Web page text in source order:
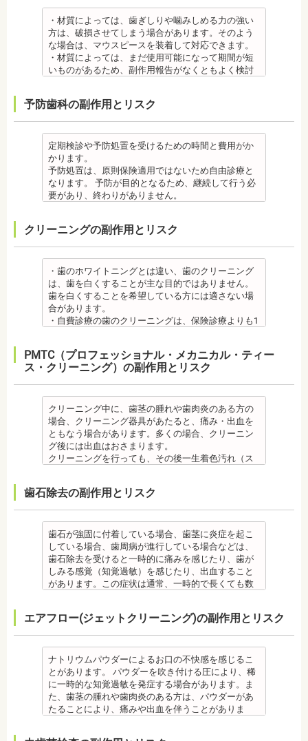
のケアをすることも役立ちます。
・矯正中に虫歯が悪化した場合は、矯正終了後に虫
歯の治療をする、もしくは、矯正中に器具を一度外
して治療を行う必要が生じることがあります。
・基本的に、矯正中には虫歯や歯周病の治療が行え
ません。そのため矯正前にこれらの治療を終わらせ
合は、一般的な歯科医院で、事前に虫歯、歯周病の
治療を行う必要があることもあります。
す。その程度に個人差があります。
・矯正終了して数か月から数年経過すると噛み合わ
せが悪くなる可能性があります。噛み合わせが悪く
なると、咀嚼障害の場合は、噛み合わせの治療を行
います、頭痛、肩こりを招く事があります。また、
開かない、食事を噛むときに痛みが出る顎関節症を
発症する場合があります。
他にも自律神経失調症になることもあります。噛み
合わせが原因。
その他
・個人差がありますが子供にとって大きなストレス
になる場合があります。装置装着後もしっかりと状
況を聞いて話し合ってください。
・矯正中、頭痛、首や肩のこり、強い倦怠感、吐き
の場合は、鎮痛剤、吐き気止め等、歯科医師の指示
のもと服用してください。
・治療の経過と治療後の見た目に個人差が大きくあ
らわれる治療です。また、歯科医師との見解の相違
も起こりえます。歯科医師とよくご相談ください。
・矯正力が強すぎると、歯の根が短くなる「歯根吸
収」が起こるリスクが高くなります。
・歯や骨の状態、歯の動きを妨げる癖があった場
合、虫歯や歯周病の発生など、治療計画よりも治療
期間が長くなる場合があります。
あります。特に切歯（せっし：上下前歯各4本）、歯
の凸凹が大きい患者様の場合、発症する事がありま
す。
・顎の成長に合わせて歯並びを治していくため、一
時的に歯並びが悪い状態になることもあります。
・大人になってから再度矯正が必要になることがあ
ります。
・定期的な通院などにご協力いただけない場合、治
療の結果に差が出る場合があります。
・固いものが一時的に噛めなくなることがありま
す。また、ガムや餅など、装置に引っかかるものが
食べられなくなることもあります。
・装置が壊れることがあります。その際は歯科医師
に相談してください。
・個人差がありますが、矯正装置にかなりのストレ
スを受ける患者さんもいます。
・矯正中は、器具を装着するため、食べかすが詰ま
・抜歯する場合は麻酔注射を行います。麻酔の中に
は、成分に心拍数、血圧を上げる作用があるものも
あるため、心臓や血圧に問題がある方が使用する
と、動悸、血圧上昇を起こす場合があります。ま
た、頬を噛んでもわからなかったり、熱いものを飲
んでもわからないため、口腔内を傷つけるリスクが
さらに、麻酔によって悪心、嘔吐、アレルギー反応
・矯正中、虫歯が悪化する場合があります。治療終
了後に虫歯の治療をする場合と器具を一度外して虫
歯の治療を行う場合があります。
・矯正治療中、矯正装置の周りなど、ブラッシング
（歯磨き）しにくい部分ができるため、虫歯や歯周
炎のリスクが高くなります。間食を控え、矯正治療
、毎日丁寧なブラッシング、歯を清潔にしてリスク
を抑えましょう。
・矯正中は、基本的に虫歯や歯周病の治療が行えな
いため、矯正前にこれらの治療を終わらせる必要が
あります。矯正専門の歯科の場合は、一般の歯科で
虫歯、歯周病の治療を行う必要もあります。
治療終了後
す。
・矯正終了して数か月から数年経過するとかみ合わ
せが悪くなる可能性があります。かみ合わせが悪く
なると、咀嚼障害、頭痛、肩こりを招く事がありま
す。
また、かみ合わせのバランスが崩れることで、口が
大きく開かない、食事を噛むときに痛みが出る顎関
節症を発症する場合があります。他にも自律神経失
調症になることもあります。かみ合わせが原因の場
合は、かみ合わせの治療を行います。 その他
気、不眠など不定愁訴が起こる場合がありますの
で、鎮痛剤、吐き気止め等、歯科医師の指示のもと
服用する場合があります。
・治療中と治療後の見た目に個人差が大きくあらわ
れる治療です。また、歯科医師との見解の相違も起
こりえます。歯科医師とよくご相談ください。
・矯正力が強すぎると、歯の根が短くなる「歯根吸
収」が起こるリスクが高くなります。
・歯や骨の状態、歯の動きを妨げる癖があった場
期間が長くなる場合があります。
・矯正治療では、歯肉が下がる場合（歯肉退縮）が
あります。特に切歯（せっし：上下前歯各4本）、歯
の凸凹が大きい患者様の場合、発症する事がありま
す。
・個人差により治療期間が数年かかることがありま
す。
・固いものが一時的に噛めなくなります。また、ガ
ムや餅など、装置に引っかかるものが食べられなく
い。矯正装置を装着したあとに、皮膚や口腔の粘膜
にアレルギー症状が起きた場合は、速やかに歯科医
師の指示を仰いでください。
抜歯・麻酔
・矯正をしたい箇所に十分なスペースがない場合
は、抜歯を必要とする場合もあります。健康上問題
痛みを感じることもありますので、歯科医師の判断
ため、心臓や血圧に問題がある方が使用すると、動
悸、血圧上昇を起こす場合があります。また、頬を
噛んでもわからなかったり、熱いものを飲んでもわ
からないため、口腔内を傷つけるリスクがありま
す。さらに、麻酔によって悪心、嘔吐、アレルギー
反応が起こることもあります。
・矯正中、虫歯が悪化する場合があります。治療終
・矯正治療中、矯正装置の周りなど、ブラッシング
（歯磨き）しにくい部分ができるため、虫歯や歯周
炎のリスクが高くなります。間食を控え、矯正治療
中に合ったブラッシング指導を歯科医師より受けて
、毎日丁寧なブラッシング、歯を清潔にしてリスク
を抑えましょう。
ッ素塗布など、歯科医院でのケアも予防に役立ちま
す。
・矯正中は、虫歯や歯周病の治療が行えないため矯
病の治療を行う必要もあります。
治療終了後
・矯正終了後に噛み合わせが悪くなる可能性があり
ます。
噛み合わせが悪くなると、咀嚼障害、頭痛、肩こり
が崩れることで、口が大きく開かない、食事を噛む
ときに痛みが出る顎関節症を発症する場合がありま
す。他にも自律神経失調症になることもあります。
噛み合わせが原因の場合は、噛み合わせの治療を行
います。
・矯正終了後に矯正箇所が元に戻る場合もありま
す。
その他
・治したい部分の一部の歯並びにのみ対応できま
を進めることができない場合もあります。
・矯正中、頭痛、首や肩のこり、強い倦怠感、吐き
気、不眠など不定愁訴が起こる場合がありますの
で、鎮痛剤、吐き気止め等、歯科医師の指示のもと
服用する場合があります。
・治療中と治療後の見た目に個人差が大きくあらわ
れる治療です。また、歯科医師との見解の相違も起
こりえます。歯科医師とよくご相談ください。
・矯正力が強すぎると、歯の根が短くなる「歯根吸
・歯や骨の状態、歯の動きを妨げる癖があった場
膿症になる場合があります。この場合は、インプラ
ントを除去する場合もあります。また、蓄膿症の治
療には耳鼻咽喉科にて治療が必要な場合もありま
す。
・インプラントは、入れ歯の治療とは異なり、外科
手術を行う必要があります。手術により今までは何
けられない場合もあります。免疫力や抵抗力が低下
足りない方、喫煙者の方は、事前に生活習慣の改
善、治療が必要となる場合があります。
・インプラント術後すぐには違和感があったり、痛
み、腫れ、出血などが発生する場合がありますが、
これらの症状の多くについては一時的なもので、多
くの場合2～3日で治まります。
に穴をあけて人工の歯根を埋め込み、その上に人工
た、インプラントを埋め込む骨の厚みを増やす手術
を行う場合、さらに期間を要することになります。
・インプラント治療を受けると定期検診、メインテ
ナンスをし続けなければいけません。人工物である
インプラントが虫歯になることはありませんが、日
ごろから丁寧なメインテナンスが必要となります。
囲炎という病気にかかる可能性があります。インプ
ラントの機能をより長く維持するために、定期検診
異なり保険適用外となります。
・インプラント治療は、お子様、妊婦の方は受けら
れません。骨の成長途中になるお子様は、インプラ
ント治療はできません。痛み止め、抗生物質等を治
療に使用するため妊娠中、妊娠の可能性のある方、
授乳中の方は、インプラント治療はお控えくださ
・心臓の疾患、骨粗鬆症等、内科的にインプラント
治療に適さないケースもあります。また、普段服薬
・歯がない箇所のリカバリー治療ですが、その欠損
箇所のみの治療ではなく、全体のかみ合わせを提案
してくれる方針を選択するとよいでしょう。
・手術ではありますが、麻酔を行うため、手術中に
痛みを感じることは基本的にありません。
先生
【プロフィール】
日本大学歯学部卒業
日本大学歯学部口腔外科第２講座大学院卒業
歯学博士（口腔外科学）
日本大学歯学部非常勤講師
社会福祉法人富士白苑理事
・材質によっては、歯ぎしりや噛みしめる力の強い
方は、破損させてしまう場合があります。そのよう
な場合は、マウスピースを装着して対応できます。
・材質によっては、まだ使用可能になって期間が短
いものがあるため、副作用報告がなくともよく検討
・ジルコニア自体が割れてしまうのではなく、表面
を覆っているポーセレンというセラミックが割れて
しまうことのほうが多くあります。
原因のひとつとしては、ポーセレンというセラミッ
クとジルコニアの密着度が、セラミック同士との場
合や金属とセラミックとの場合に比べて、若干弱い
場合があるからです。他にも、激しい歯ぎしりをす
る人の場合、どうしてもセラミックの部分はジルコ
メタルセラミック
オールセラミック
・オールセラミック治療は、本数が多いと費用が高
額となる場合が多くあります。また、陶器であり強
度は低いため、奥歯には不向きです。前歯でも欠け
てしまうこともあるため、歯ぎしりのクセがある方
はマウスピースで保護する場合もあります。
はなく、デメリットもあるため、検討される方は、
歯科医師と十分に相談しましょう。
【プロフィール】
日本大学歯学部卒業
日本大学歯学部口腔外科第２講座大学院卒業
歯学博士（口腔外科学）
日本大学歯学部非常勤講師
社会福祉法人富士白苑理事
予防歯科の副作用とリスク
定期検診や予防処置を受けるための時間と費用がか
かります。
予防処置は、原則保険適用ではないため自由診療と
なります。 予防が目的となるため、継続して行う必
要があり、終わりがありません。
日本歯科大学新潟生命歯学部卒業
新潟大学医歯学総合病院にて研修
都内歯科医院にて勤務
クリーニングの副作用とリスク
・歯のホワイトニングとは違い、歯のクリーニング
は、歯を白くすることが主な目的ではありません。
歯を白くすることを希望している方には適さない場
合があります。
・自費診療の歯のクリーニングは、保険診療よりも1
・歯のクリーニングは、歯科医院によって「クリー
ニング」と書いているところと「PMTC」と書いてい
るところがあります。PMTCは専用の機器が用いられ
るのに対し、クリーニングは歯科医院によっては歯
石を落とすスケーリングの場合や、PMTCの場合もあ
るので、事前に内容を確認されるとよいでしょう。
監修医情報 医療法人社団日坂会 理事長 日坂充
宏先生
【プロフィール】
歯学博士（口腔外科学）
PMTC（プロフェッショナル・メカニカル・ティー
ス・クリーニング）の副作用とリスク
クリーニング中に、歯茎の腫れや歯肉炎のある方の
場合、クリーニング器具があたると、痛み・出血を
ともなう場合があります。多くの場合、クリーニン
グ後には出血はおさまります。
クリーニングを行っても、その後一生着色汚れ（ス
す。また、歯科のクリーニングだけでは、虫歯や歯
周病の予防にはなりません。
毎日のブラッシングなどは継続して行う必要があり
ます。
備考
自宅で、歯磨きをしていても、落とすことの出来な
い汚れや、歯石の元となる歯垢・バイオフィルムを
歯科で専門の機器・技術によって除去する技術で
防に効果的です。
日本歯科大学新潟生命歯学部卒業
新潟大学医歯学総合病院にて研修
都内歯科医院にて勤務
歯石除去の副作用とリスク
歯石が強固に付着している場合、歯茎に炎症を起こ
している場合、歯周病が進行している場合などは、
歯石除去を受けると一時的に痛みを感じたり、歯が
しみる感覚（知覚過敏）を感じたり、出血すること
があります。この症状は通常、一時的で長くても数
鳴り響きます。機器は歯石が多い人、広範囲に歯石
が付いている人に使われるのですが、高音が苦手な
人は音を我慢する必要があります。
備考
歯石とは、歯垢が石のように固くなって歯と歯の間
や歯の表面、歯茎と歯の隙間などにこびりついたも
のです。唾液腺開口部の近くにある歯に特に着きや
すく、具体的には「下の前歯の裏側」や「上の奥歯
エアフロー(ジェットクリーニング)の副作用とリスク
ナトリウムパウダーによるお口の不快感を感じるこ
とがあります。 パウダーを吹き付ける圧により、稀
に一時的な知覚過敏を発症する場合があります。ま
た、歯茎の腫れや歯肉炎のある方は、パウダーがあ
たることにより、痛みや出血を伴うことがありま